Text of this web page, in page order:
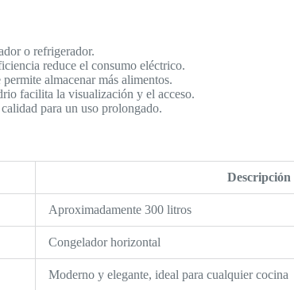
o refrigerador.
reduce el consumo eléctrico.
permite almacenar más alimentos.
facilita la visualización y el acceso.
para un uso prolongado.
Descripción
Aproximadamente 300 litros
Congelador horizontal
Moderno y elegante, ideal para cualquier cocina